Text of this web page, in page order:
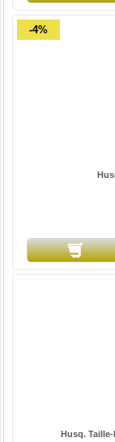
-4%
Husq.